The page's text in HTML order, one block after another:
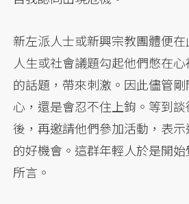
新左派人士或新興宗教團體便
人生或社會議題勾起他們憋在
的話題，帶來刺激。因此儘管
心，還是會忍不住上鉤。等到
後，再邀請他們參加活動，表
的好機會。這群年輕人於是開
所言。